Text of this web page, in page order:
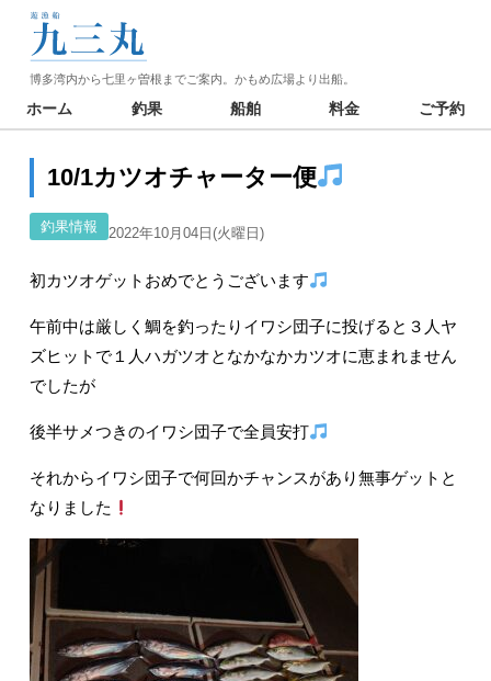
博多湾内から七里ヶ曽根までご案内。かもめ広場より出船。
ホーム 釣果 船舶 料金 ご予約
10/1カツオチャーター便
釣果情報 2022年10月04日(火曜日)
初カツオゲットおめでとうございます
午前中は厳しく鯛を釣ったりイワシ団子に投げると３人ヤ
ズヒットで１人ハガツオとなかなかカツオに恵まれません
でしたが
後半サメつきのイワシ団子で全員安打
それからイワシ団子で何回かチャンスがあり無事ゲットと
なりました